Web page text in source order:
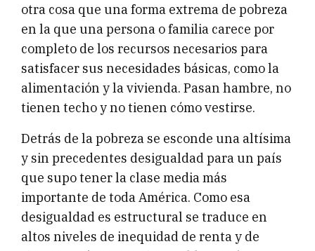
otra cosa que una forma extrema de pobreza
en la que una persona o familia carece por
completo de los recursos necesarios para
satisfacer sus necesidades básicas, como la
alimentación y la vivienda. Pasan hambre, no
tienen techo y no tienen cómo vestirse.
Detrás de la pobreza se esconde una altísima
y sin precedentes desigualdad para un país
que supo tener la clase media más
importante de toda América. Como esa
desigualdad es estructural se traduce en
altos niveles de inequidad de renta y de